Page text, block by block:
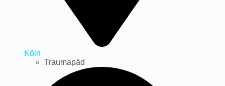
Köln
Traumapäd